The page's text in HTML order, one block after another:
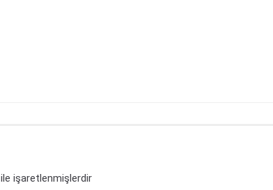
ile işaretlenmişlerdir